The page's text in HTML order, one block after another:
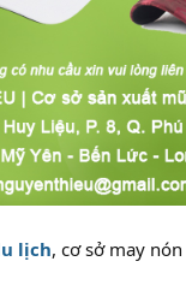
lịch, cơ sở may